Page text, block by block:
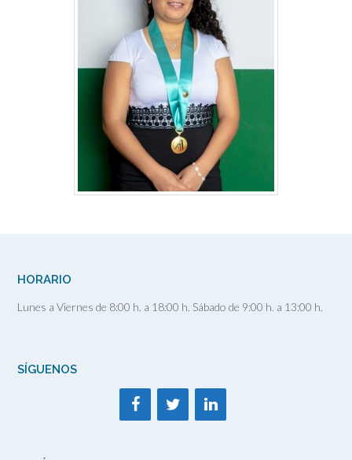
HORARIO
Lunes a Viernes de 8:00 h. a 18:00 h. Sábado de 9:00 h. a 13:00 h.
SÍGUENOS